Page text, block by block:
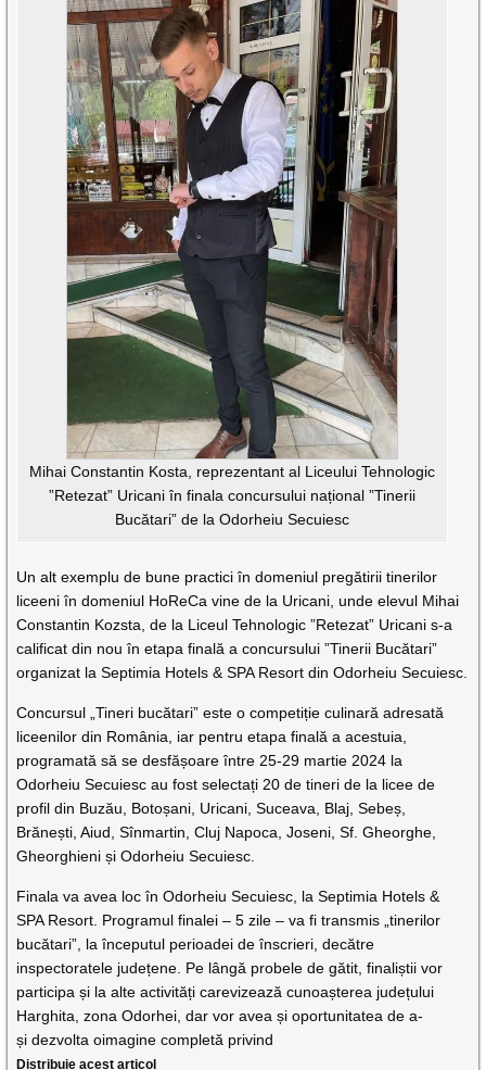
Mihai Constantin Kosta, reprezentant al Liceului Tehnologic
”Retezat” Uricani în finala concursului național ”Tinerii
Bucătari” de la Odorheiu Secuiesc
Un alt exemplu de bune practici în domeniul pregătirii tinerilor
liceeni în domeniul HoReCa vine de la Uricani, unde elevul Mihai
Constantin Kozsta, de la Liceul Tehnologic ”Retezat” Uricani s-a
calificat din nou în etapa finală a concursului ”Tinerii Bucătari”
organizat la Septimia Hotels & SPA Resort din Odorheiu Secuiesc.
Concursul „Tineri bucătari” este o competiție culinară adresată
liceenilor din România, iar pentru etapa finală a acestuia,
programată să se desfășoare între 25-29 martie 2024 la
Odorheiu Secuiesc au fost selectați 20 de tineri de la licee de
profil din Buzău, Botoșani, Uricani, Suceava, Blaj, Sebeș,
Brănești, Aiud, Sînmartin, Cluj Napoca, Joseni, Sf. Gheorghe,
Gheorghieni și Odorheiu Secuiesc.
Finala va avea loc în Odorheiu Secuiesc, la Septimia Hotels &
SPA Resort. Programul finalei – 5 zile – va fi transmis „tinerilor
bucătari”, la începutul perioadei de înscrieri, decătre
inspectoratele județene. Pe lângă probele de gătit, finaliștii vor
participa și la alte activități carevizează cunoașterea județului
Harghita, zona Odorhei, dar vor avea și oportunitatea de a-
și dezvolta oimagine completă privind
Distribuie acest articol